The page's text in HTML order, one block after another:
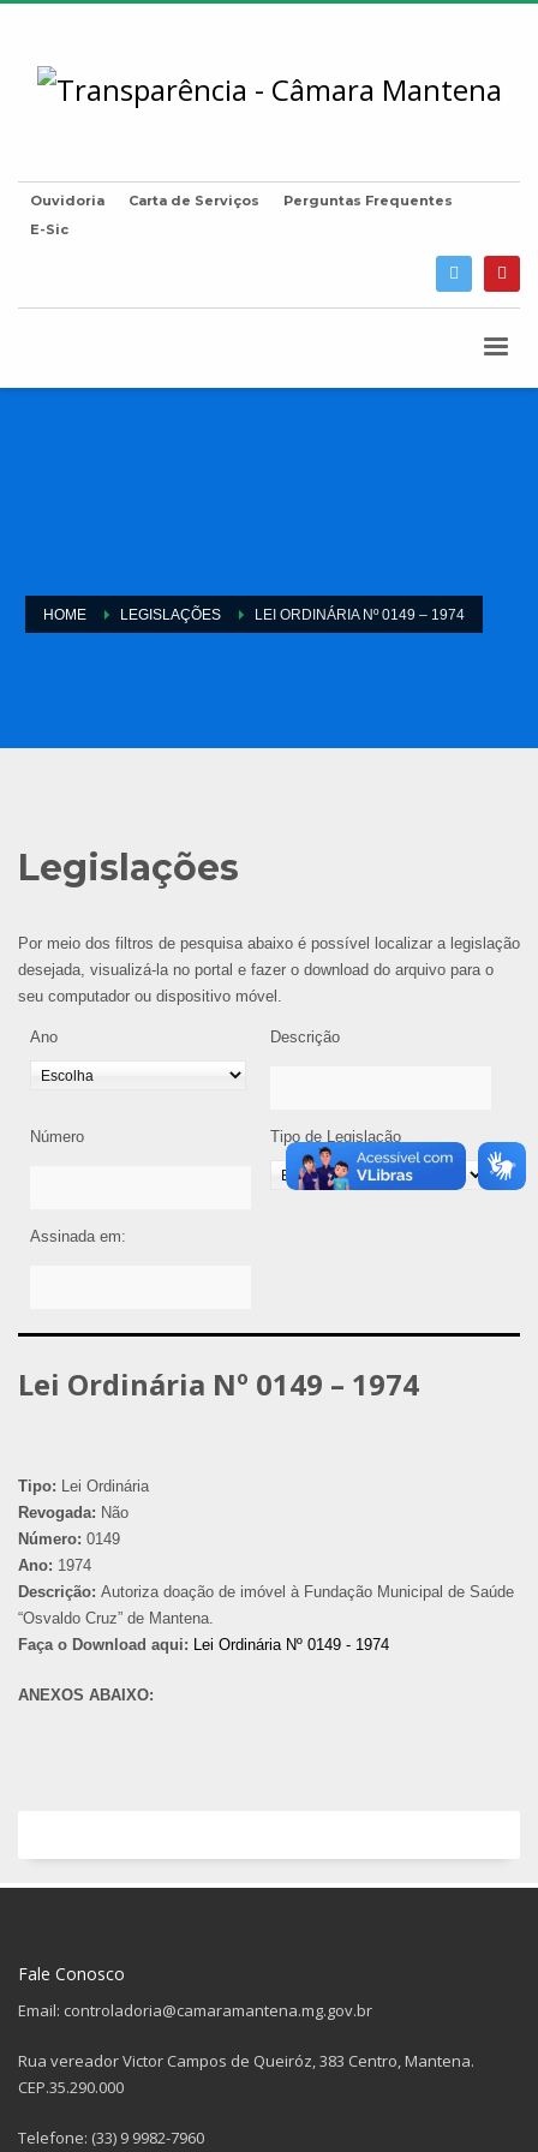
Ouvidoria Carta de Serviços
Perguntas Frequentes
E-Sic
HOME LEGISLAÇÕES LEI ORDINÁRIA Nº 0149 – 1974
Legislações
Por meio dos filtros de pesquisa abaixo é possível localizar a legislação
desejada, visualizá-la no portal e fazer o download do arquivo para o
seu computador ou dispositivo móvel.
Ano Descrição
Número Tipo de Legislação
Assinada em:
Lei Ordinária Nº 0149 – 1974
Tipo: Lei Ordinária
Revogada: Não
Número: 0149
Ano: 1974
Descrição: Autoriza doação de imóvel à Fundação Municipal de Saúde
“Osvaldo Cruz” de Mantena.
Faça o Download aqui: Lei Ordinária Nº 0149 - 1974
ANEXOS ABAIXO:
Fale Conosco
Email: controladoria@camaramantena.mg.gov.br
Rua vereador Victor Campos de Queiróz, 383 Centro, Mantena.
CEP.35.290.000
Telefone: (33) 9 9982-7960